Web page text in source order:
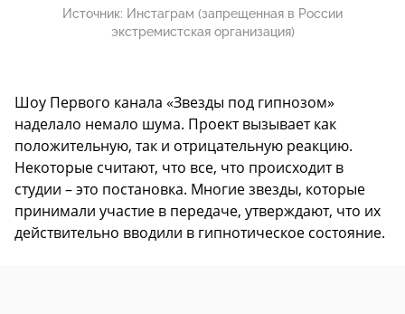
Источник: Инстаграм (запрещенная в России
экстремистская организация)
Шоу Первого канала «Звезды под гипнозом»
наделало немало шума. Проект вызывает как
положительную, так и отрицательную реакцию.
Некоторые считают, что все, что происходит в
студии – это постановка. Многие звезды, которые
принимали участие в передаче, утверждают, что их
действительно вводили в гипнотическое состояние.